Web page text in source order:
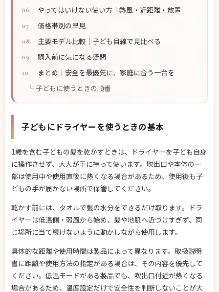
やってはいけない使い方｜熱風・近距離・放置
価格帯別の早見
主要モデル比較｜子ども目線で見比べる
購入前に気になる疑問
まとめ｜安全を最優先に、家庭に合う一台を
子どもに使うときの順番
子どもにドライヤーを使うときの基本
1歳を含む子どもの髪を乾かすときは、ドライヤーを子ども自身
に操作させず、大人が手に持って使います。吹出口や本体の一
部は使用中や使用直後に熱くなる場合があるため、使用後も子
どもの手が届かない場所で保管してください。
乾かす前には、タオルで髪の水分をできるだけ取ります。ドラ
イヤーは低温側・弱風から始め、髪や地肌へ近づけすぎず、同
じ場所に当て続けないように動かしながら使用します。
具体的な距離や使用時間は製品によって異なります。取扱説明
書に距離や使用方法の指定がある場合は、その内容を優先して
ください。低温モードがある製品でも、吹出口付近が熱くなる
場合があるため、温度設定だけで安全性を判断しないことが大